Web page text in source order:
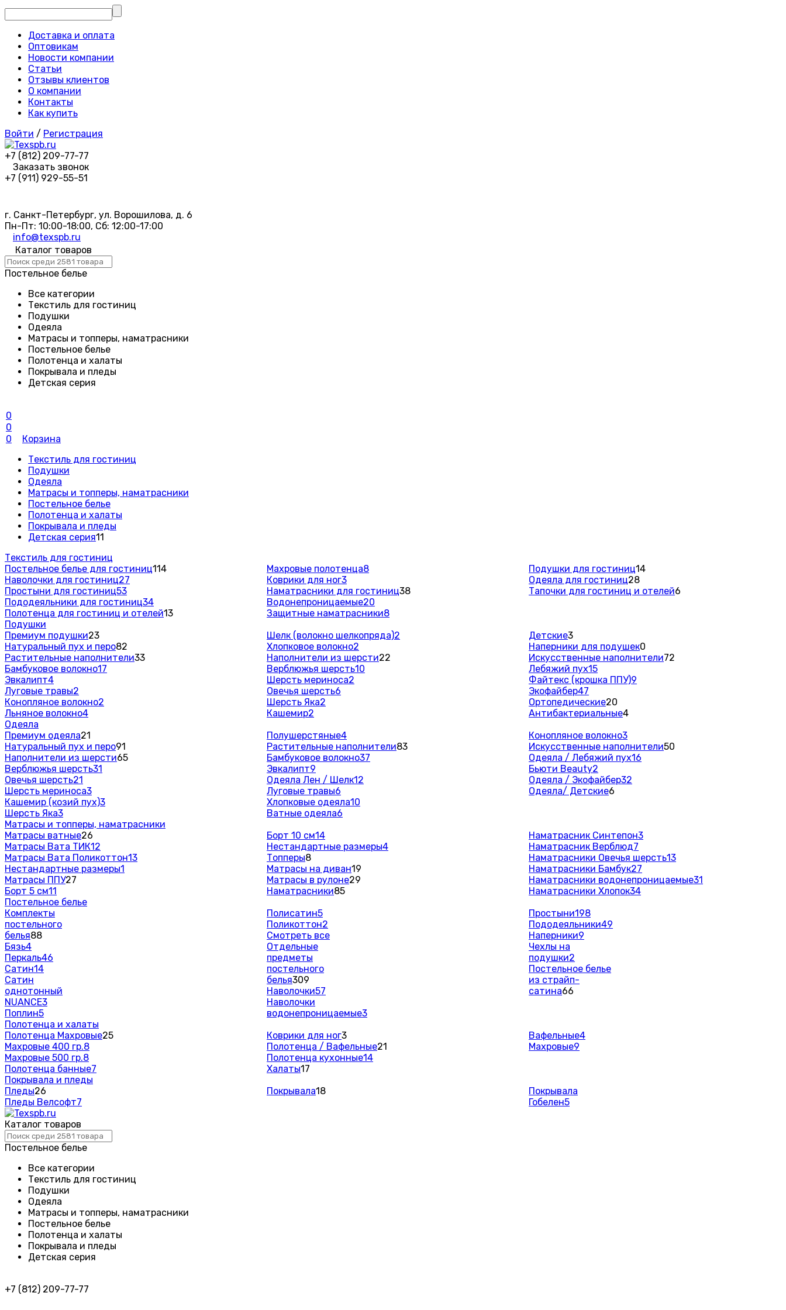
Доставка и оплата
Оптовикам
Новости компании
Статьи
Отзывы клиентов
О компании
Контакты
Как купить
Войти / Регистрация
+7 (812) 209-77-77
Заказать звонок
+7 (911) 929-55-51
г. Санкт-Петербург, ул. Ворошилова, д. 6
Пн-Пт: 10:00-18:00, Сб: 12:00-17:00
info@texspb.ru
Каталог товаров
Постельное белье
Все категории
Текстиль для гостиниц
Подушки
Одеяла
Матрасы и топперы, наматрасники
Постельное белье
Полотенца и халаты
Покрывала и пледы
Детская серия
0
0
0
Корзина
Текстиль для гостиниц
Подушки
Одеяла
Матрасы и топперы, наматрасники
Постельное белье
Полотенца и халаты
Покрывала и пледы
Детская серия11
Текстиль для гостиниц
Постельное белье для гостиниц114
Наволочки для гостиниц27
Простыни для гостиниц53
Пододеяльники для гостиниц34
Полотенца для гостиниц и отелей13
Махровые полотенца8
Коврики для ног3
Наматрасники для гостиниц38
Водонепроницаемые20
Защитные наматрасники8
Подушки для гостиниц14
Одеяла для гостиниц28
Тапочки для гостиниц и отелей6
Подушки
Премиум подушки23
Натуральный пух и перо82
Растительные наполнители33
Бамбуковое волокно17
Эвкалипт4
Луговые травы2
Конопляное волокно2
Льняное волокно4
Шелк (волокно шелкопряда)2
Хлопковое волокно2
Наполнители из шерсти22
Верблюжья шерсть10
Шерсть мериноса2
Овечья шерсть6
Шерсть Яка2
Кашемир2
Детские3
Наперники для подушек0
Искусственные наполнители72
Лебяжий пух15
Файтекс (крошка ППУ)9
Экофайбер47
Ортопедические20
Антибактериальные4
Одеяла
Премиум одеяла21
Натуральный пух и перо91
Наполнители из шерсти65
Верблюжья шерсть31
Овечья шерсть21
Шерсть мериноса3
Кашемир (козий пух)3
Шерсть Яка3
Полушерстяные4
Растительные наполнители83
Бамбуковое волокно37
Эвкалипт9
Одеяла Лен / Шелк12
Луговые травы6
Хлопковые одеяла10
Ватные одеяла6
Конопляное волокно3
Искусственные наполнители50
Одеяла / Лебяжий пух16
Бьюти Beauty2
Одеяла / Экофайбер32
Одеяла/ Детские6
Матрасы и топперы, наматрасники
Матрасы ватные26
Матрасы Вата ТИК12
Матрасы Вата Поликоттон13
Нестандартные размеры1
Матрасы ППУ27
Борт 5 см11
Борт 10 см14
Нестандартные размеры4
Топперы8
Матрасы на диван19
Матрасы в рулоне29
Наматрасники85
Наматрасник Синтепон3
Наматрасник Верблюд7
Наматрасники Овечья шерсть13
Наматрасники Бамбук27
Наматрасники водонепроницаемые31
Наматрасники Хлопок34
Постельное белье
Комплекты
постельного
белья88
Бязь4
Перкаль46
Сатин14
Сатин
однотонный
NUANCE3
Поплин5
Полисатин5
Поликоттон2
Смотреть все
Отдельные
предметы
постельного
белья309
Наволочки57
Наволочки
водонепроницаемые3
Простыни198
Пододеяльники49
Наперники9
Чехлы на
подушки2
Постельное белье
из страйп-
сатина66
Полотенца и халаты
Полотенца Махровые25
Махровые 400 гр.8
Махровые 500 гр.8
Полотенца банные7
Коврики для ног3
Полотенца / Вафельные21
Полотенца кухонные14
Халаты17
Вафельные4
Махровые9
Покрывала и пледы
Пледы26
Пледы Велсофт7
Покрывала18
Покрывала
Гобелен5
Каталог товаров
Постельное белье
Все категории
Текстиль для гостиниц
Подушки
Одеяла
Матрасы и топперы, наматрасники
Постельное белье
Полотенца и халаты
Покрывала и пледы
Детская серия
+7 (812) 209-77-77